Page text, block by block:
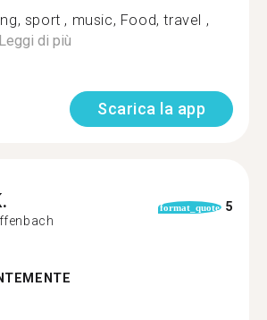
sport , music, Food, travel ,
Leggi di più
Scarica la app
format_quote 5